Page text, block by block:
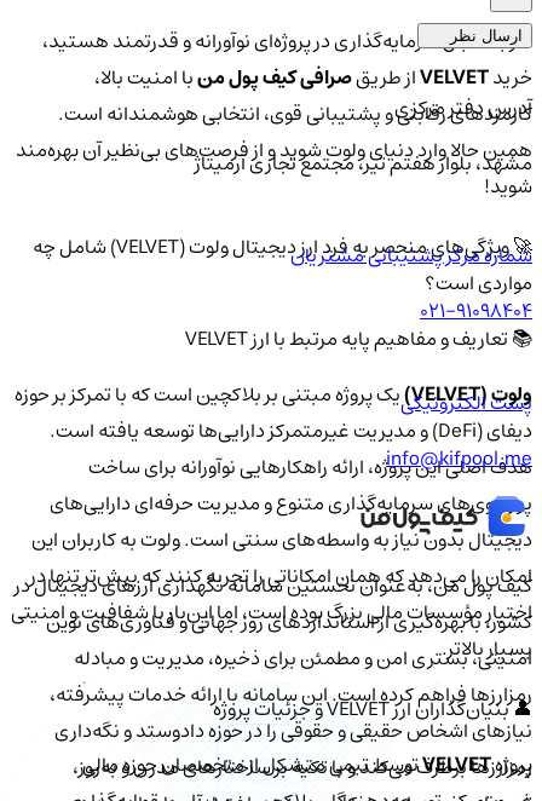
اگر به دنبال سرمایه‌گذاری در پروژه‌ای نوآورانه و قدرتمند هستید،
خریدVELVETاز طریقصرافی کیف پول منبا امنیت بالا،
کارمزدهای رقابتی و پشتیبانی قوی، انتخابی هوشمندانه است.
همین حالا وارد دنیای ولوت شوید و از فرصت‌های بی‌نظیر آن بهره‌مند
شوید!
🚀 ویژگی‌های منحصر به فرد ارز دیجیتال ولوت (VELVET) شامل چه
مواردی است؟
📚 تعاریف و مفاهیم پایه مرتبط با ارز VELVET
ولوت (VELVET)
یک پروژه مبتنی بر بلاکچین است که با تمرکز بر حوزه
دیفای (DeFi) و مدیریت غیرمتمرکز دارایی‌ها توسعه یافته است.
هدف اصلی این پروژه، ارائه راهکارهایی نوآورانه برای ساخت
پورتفوی‌های سرمایه‌گذاری متنوع و مدیریت حرفه‌ای دارایی‌های
دیجیتال بدون نیاز به واسطه‌های سنتی است. ولوت به کاربران این
امکان را می‌دهد که همان امکاناتی را تجربه کنند که پیش‌تر تنها در
اختیار مؤسسات مالی بزرگ بوده است، اما این‌بار با شفافیت و امنیتی
بسیار بالاتر.
👤 بنیان‌گذاران ارز VELVET و جزئیات پروژه
پروژهVELVETتوسط تیمی متشکل از متخصصان حوزه مالی
ارسال نظر
آدرس دفتر مرکزی
مشهد، بلوار هفتم تیر، مجتمع تجاری آرمیتاژ
شماره مرکز پشتیبانی مشتریان
021-91098404
پست الکترونیکی
info@kifpool.me
کیف‌ پول من، به‌عنوان نخستین سامانه نگهداری ارزهای دیجیتال در
کشور، با بهره‌گیری از استانداردهای روز جهانی و فناوری‌های نوین
امنیتی، بستری امن و مطمئن برای ذخیره، مدیریت و مبادله
رمزارزها فراهم کرده است. این سامانه با ارائه خدمات پیشرفته،
نیازهای اشخاص حقیقی و حقوقی را در حوزه دادوستد و نگه‌داری
رمزارزها برطرف می‌کند و با تکیه بر ساختارهای مدرن و به‌روز،